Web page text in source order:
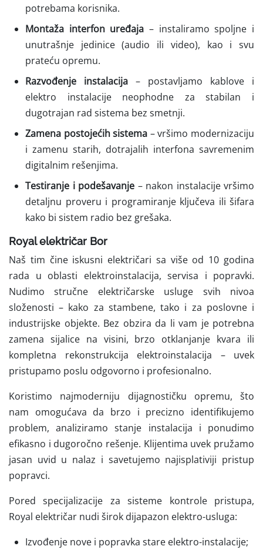
potrebama korisnika.
Montaža interfon uređaja – instaliramo spoljne i
unutrašnje jedinice (audio ili video), kao i svu
prateću opremu.
Razvođenje instalacija – postavljamo kablove i
elektro instalacije neophodne za stabilan i
dugotrajan rad sistema bez smetnji.
Zamena postojećih sistema – vršimo modernizaciju
i zamenu starih, dotrajalih interfona savremenim
digitalnim rešenjima.
Testiranje i podešavanje – nakon instalacije vršimo
detaljnu proveru i programiranje ključeva ili šifara
kako bi sistem radio bez grešaka.
Royal električar Bor
Naš tim čine iskusni električari sa više od 10 godina
rada u oblasti elektroinstalacija, servisa i popravki.
Nudimo stručne električarske usluge svih nivoa
složenosti – kako za stambene, tako i za poslovne i
industrijske objekte. Bez obzira da li vam je potrebna
zamena sijalice na visini, brzo otklanjanje kvara ili
kompletna rekonstrukcija elektroinstalacija – uvek
pristupamo poslu odgovorno i profesionalno.
Koristimo najmoderniju dijagnostičku opremu, što
nam omogućava da brzo i precizno identifikujemo
problem, analiziramo stanje instalacija i ponudimo
efikasno i dugoročno rešenje. Klijentima uvek pružamo
jasan uvid u nalaz i savetujemo najisplativiji pristup
popravci.
Pored specijalizacije za sisteme kontrole pristupa,
Royal električar nudi širok dijapazon elektro-usluga:
Izvođenje nove i popravka stare elektro-instalacije;